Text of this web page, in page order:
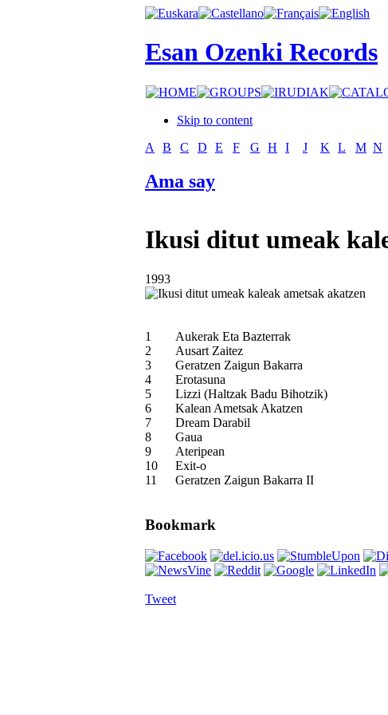
Esan Ozenki Records
Skip to content
A
B C D E F G H I J K L M N
Ama say
Ikusi ditut umeak
1993
1
Aukerak Eta Bazterrak
2
Ausart Zaitez
3
Geratzen Zaigun Bakarra
4
Erotasuna
5
Lizzi (Haltzak Badu Bihotzik)
6
Kalean Ametsak Akatzen
7
Dream Darabil
8
Gaua
9
Ateripean
10
Exit-o
11
Geratzen Zaigun Bakarra II
Bookmark
Tweet